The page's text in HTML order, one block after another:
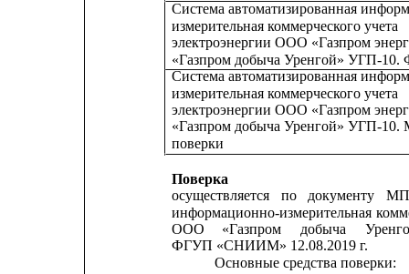
Система автоматизированная
измерительная коммерческого учета
электроэнергии ООО «Газпром
«Газпром добыча Уренгой» УГП-10.
Система автоматизированная
измерительная коммерческого учета
электроэнергии ООО «Газпром
«Газпром добыча Уренгой» УГП-10.
поверки
Поверка
осуществляется
по документу
информационно-измерительная
ООО
«Газпром добыча
ФГУП «СНИИМ» 12.08.2019 г.
Основные средства поверки: